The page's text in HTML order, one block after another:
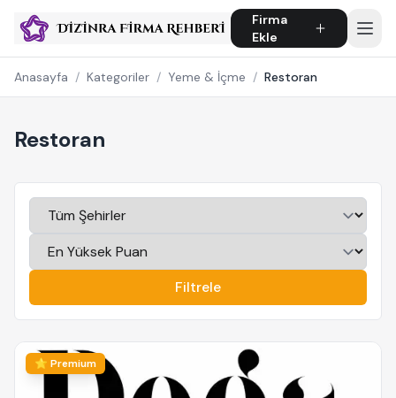
Firma
Ekle
Anasayfa / Kategoriler / Yeme & İçme / Restoran
Restoran
Filtrele
⭐ Premium